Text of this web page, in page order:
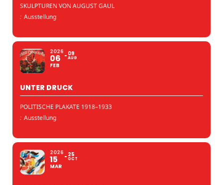
SKULPTUREN VON AUGUST GAUL
: Ausstellung
2026
06
FEB
09
AUG
UNTER DRUCK
POLITISCHE PLAKATE 1918–1933
: Ausstellung
2026
15
MAR
25
OCT